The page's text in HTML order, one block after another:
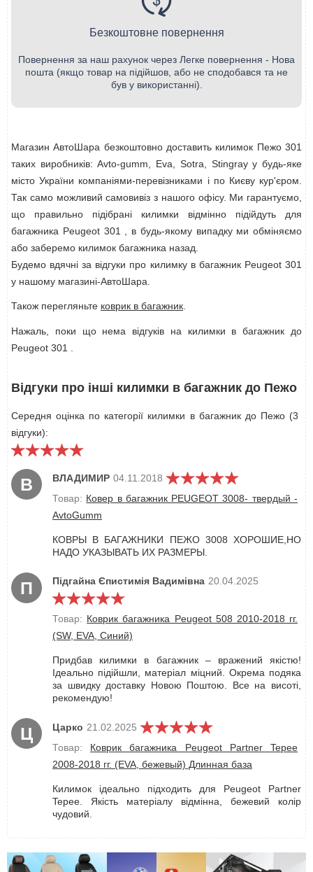
Безкоштовне повернення
Повернення за наш рахунок через Легке повернення - Нова
пошта (якщо товар на підійшов, або не сподобався та не
був у використанні).
Магазин АвтоШара безкоштовно доставить килимок Пежо 301
таких виробників: Avto-gumm, Eva, Sotra, Stingray у будь-яке
місто України компаніями-перевізниками і по Києву кур'єром.
Так само можливий самовивіз з нашого офісу. Ми гарантуємо,
що правильно підібрані килимки відмінно підійдуть для
багажника Peugeot 301 , в будь-якому випадку ми обміняємо
або заберемо килимок багажника назад.
Будемо вдячні за відгуки про килимку в багажник Peugeot 301
у нашому магазині-АвтоШара.
Також перегляньте коврик в багажник
Нажаль, поки що нема відгуків на килимки в багажник до
Peugeot 301 .
Відгуки про інші килимки в багажник до Пежо
Середня оцінка по категорії килимки в багажник до Пежо (3
відгуки):
В ВЛАДИМИР 04.11.2018
Товар: Ковер в багажник PEUGEOT 3008- твердый -
AvtoGumm
КОВРЫ В БАГАЖНИКИ ПЕЖО 3008 ХОРОШИЕ,НО
НАДО УКАЗЫВАТЬ ИХ РАЗМЕРЫ.
П Підгайна Єпистимія Вадимівна 20.04.2025
Товар: Коврик багажника Peugeot 508 2010-2018 гг.
(SW, EVA, Синий)
Придбав килимки в багажник – вражений якістю!
Ідеально підійшли, матеріал міцний. Окрема подяка
за швидку доставку Новою Поштою. Все на висоті,
рекомендую!
Ц Царко 21.02.2025
Товар: Коврик багажника Peugeot Partner Tepee
2008-2018 гг. (EVA, бежевый) Длинная база
Килимок ідеально підходить для Peugeot Partner
Tepee. Якість матеріалу відмінна, бежевий колір
чудовий.